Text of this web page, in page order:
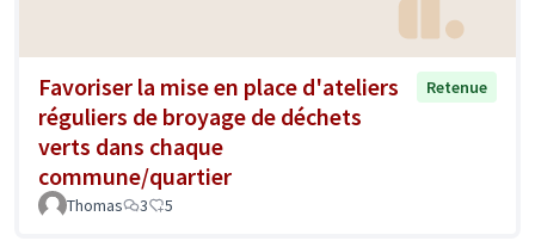
Favoriser la mise en place d'ateliers
réguliers de broyage de déchets
verts dans chaque
commune/quartier
Retenue
Thomas 3 5